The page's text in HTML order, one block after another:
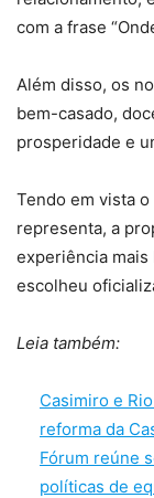
com a frase
Além disso, os
bem-casado,
prosperidade e
Tendo em vista
representa, a
experiência mais
escolheu
Leia também:
Casimiro e
reforma da
Fórum reúne
políticas de